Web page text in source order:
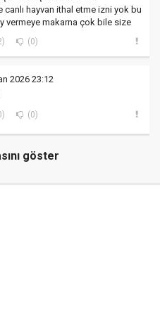
canlı hayvan ithal etme izni yok bu
vermeye makarna çok bile size
(0)
2026 23:12
(0)
göster